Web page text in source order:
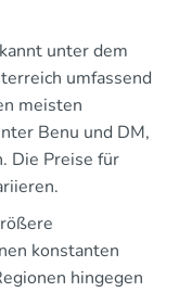
unter dem
umfassend
meisten
Benu und DM,
Die Preise für
konstanten
hingegen